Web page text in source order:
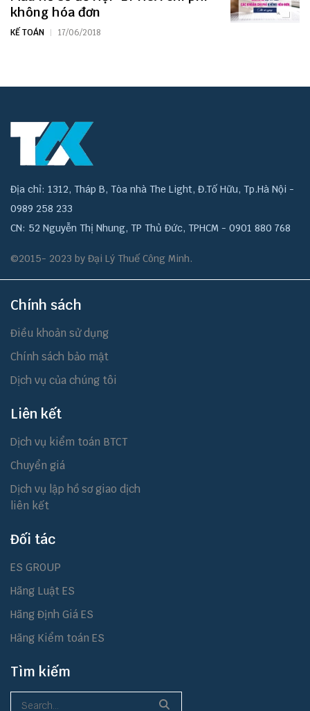
không hóa đơn
KẾ TOÁN 17/06/2018
Địa chỉ: 1312, Tháp B, Tòa nhà The Light, Đ.Tố Hữu, Tp.Hà Nội -
0989 258 233
CN: 52 Nguyễn Thị Nhung, TP Thủ Đức, TPHCM - 0901 880 768
©2015- 2023 by Đại Lý Thuế Công Minh.
Chính sách
Điều khoản sử dụng
Chính sách bảo mật
Dịch vụ của chúng tôi
Liên kết
Dịch vụ kiểm toán BTCT
Chuyển giá
Dịch vụ lập hồ sơ giao dịch
liên kết
Đối tác
ES GROUP
Hãng Luật ES
Hãng Định Giá ES
Hãng Kiểm toán ES
Tìm kiếm